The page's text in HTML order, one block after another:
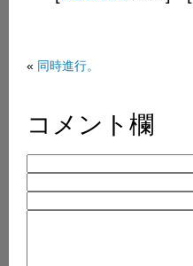
« 同時進行。
コメント欄